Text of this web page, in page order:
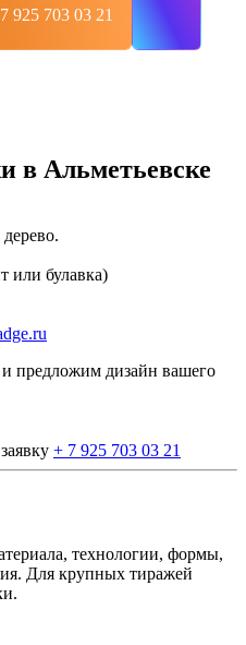
925 703 03 21
в Альметьевске
или булавка)
предложим дизайн вашего
+ 7 925 703 03 21
технологии, формы,
Для крупных тиражей